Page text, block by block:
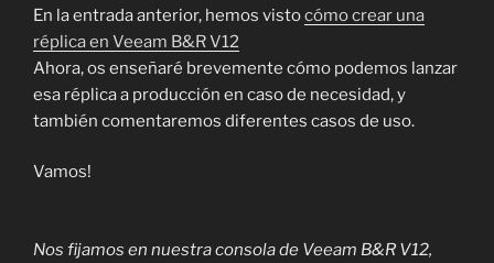
En la entrada anterior, hemos vistocómo crear una
réplica en Veeam B&R V12
Ahora, os enseñaré brevemente cómo podemos lanzar
esa réplica a producción en caso de necesidad, y
también comentaremos diferentes casos de uso.
Vamos!
Nos fijamos en nuestra consola de Veeam B&R V12,